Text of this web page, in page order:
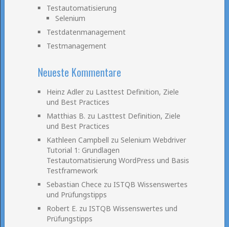
Testautomatisierung
Selenium
Testdatenmanagement
Testmanagement
Neueste Kommentare
Heinz Adlerzu Lasttest Definition, Ziele
und Best Practices
Matthias B. zu Lasttest Definition, Ziele
und Best Practices
Kathleen Campbell zu Selenium Webdriver
Tutorial 1: Grundlagen
Testautomatisierung WordPress und Basis
Testframework
Sebastian Chece zu ISTQB Wissenswertes
und Prüfungstipps
Robert E. zu ISTQB Wissenswertes und
Prüfungstipps